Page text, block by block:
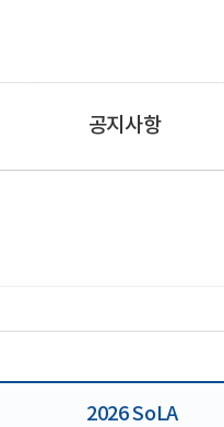
공지사항
2026 SoLA